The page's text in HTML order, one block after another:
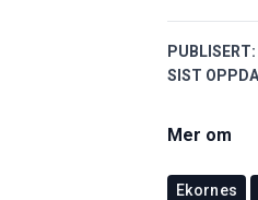
PUBLISERT:
SIST
Mer om
Ekornes